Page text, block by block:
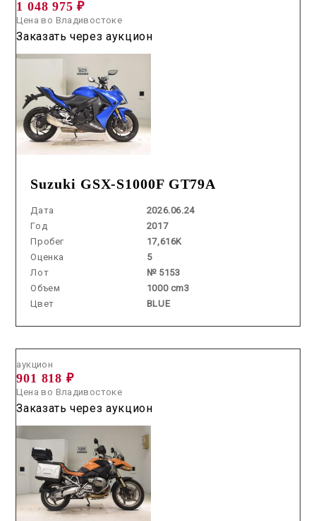
Suzuki GSX-S1000F GT79A
Дата
2026.06.24
Год
2017
Пробег
17,616K
Оценка
5
Лот
№ 5153
Объем
1000 cm3
Цвет
BLUE
1 048 975 ₽
Цена во Владивостоке
Заказать через аукцион
аукцион
901 818 ₽
Цена во Владивостоке
Заказать через аукцион